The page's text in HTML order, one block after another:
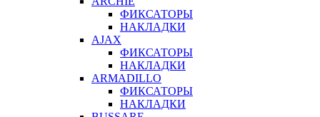
ФИКСАТОРЫ
НАКЛАДКИ
AJAX
ФИКСАТОРЫ
НАКЛАДКИ
ARMADILLO
ФИКСАТОРЫ
НАКЛАДКИ